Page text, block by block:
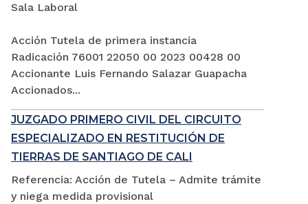
Sala Laboral
Acción Tutela de primera instancia
Radicación 76001 22050 00 2023 00428 00
Accionante Luis Fernando Salazar Guapacha
Accionados...
JUZGADO PRIMERO CIVIL DEL CIRCUITO
ESPECIALIZADO EN RESTITUCIÓN DE
TIERRAS DE SANTIAGO DE CALI
Referencia: Acción de Tutela – Admite trámite
y niega medida provisional